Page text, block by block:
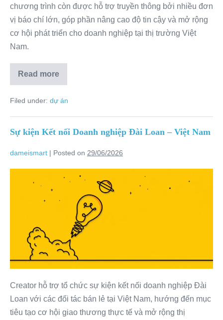
chương trình còn được hỗ trợ truyền thông bởi nhiều đơn
vị báo chí lớn, góp phần nâng cao độ tin cậy và mở rộng
cơ hội phát triển cho doanh nghiệp tại thị trường Việt
Nam.
Read more
Filed under: dự án
Sự kiện Kết nối Doanh nghiệp Đài Loan – Việt Nam
dameismart | Posted on 29/06/2026
Creator hỗ trợ tổ chức sự kiện kết nối doanh nghiệp Đài
Loan với các đối tác bán lẻ tại Việt Nam, hướng đến mục
tiêu tạo cơ hội giao thương thực tế và mở rộng thị